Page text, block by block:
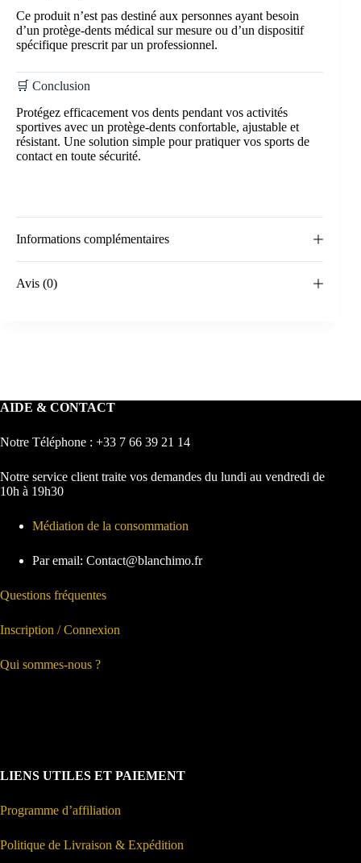
Ce produit n’est pas destiné aux personnes ayant besoin
d’un protège-dents médical sur mesure ou d’un dispositif
spécifique prescrit par un professionnel.
🛒 Conclusion
Protégez efficacement vos dents pendant vos activités
sportives avec un protège-dents confortable, ajustable et
résistant. Une solution simple pour pratiquer vos sports de
contact en toute sécurité.
Informations complémentaires
Avis (0)
AIDE & CONTACT
Notre Téléphone : +33 7 66 39 21 14
Notre service client traite vos demandes du lundi au vendredi de
10h à 19h30
Médiation de la consommation
Par email: Contact@blanchimo.fr
Questions fréquentes
Inscription / Connexion
Qui sommes-nous ?
LIENS UTILES ET PAIEMENT
Programme d’affiliation
Politique de Livraison & Expédition